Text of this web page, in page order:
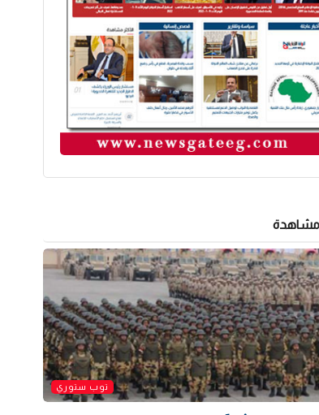
مشاهدة
توب ستوري